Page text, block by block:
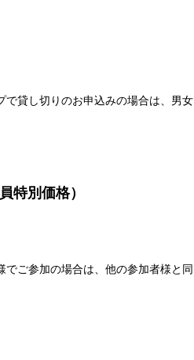
で貸し切りのお申込みの場合は、男女
特別価格）
でご参加の場合は、他の参加者様と同